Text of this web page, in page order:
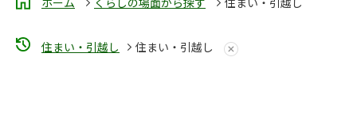
住まい・引越し 住まい・引越し